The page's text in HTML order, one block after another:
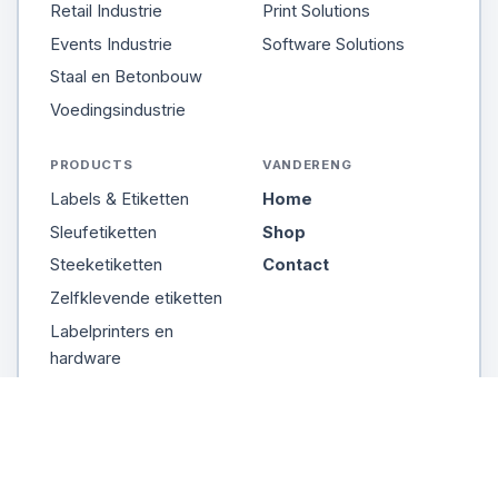
Retail Industrie
Events Industrie
Staal en Betonbouw
Voedingsindustrie
Print Solutions
Software Solutions
PRODUCTS
Labels & Etiketten
Sleufetiketten
Steeketiketten
Zelfklevende etiketten
Labelprinters en
hardware
VANDERENG
Home
Shop
Contact